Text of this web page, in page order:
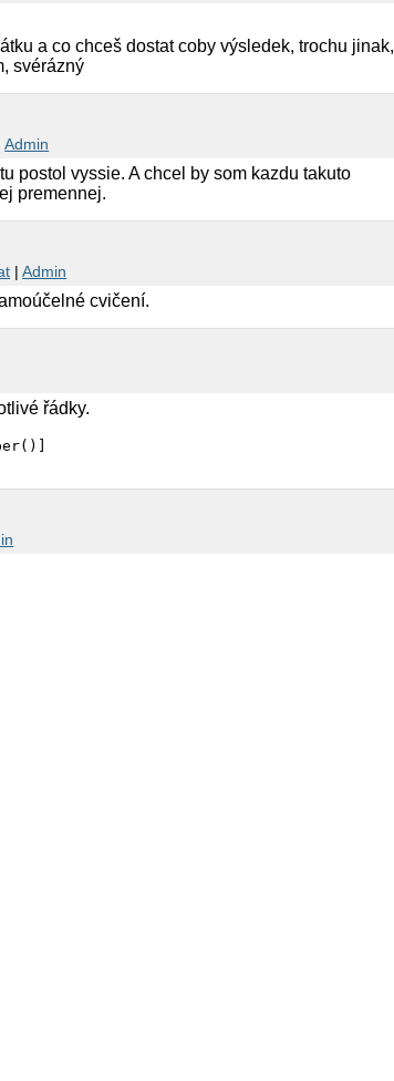
a co chceš dostat coby výsledek, trochu jinak,
svérázný
Admin
postol vyssie. A chcel by som kazdu takuto
premennej.
|Admin
cvičení.
řádky.